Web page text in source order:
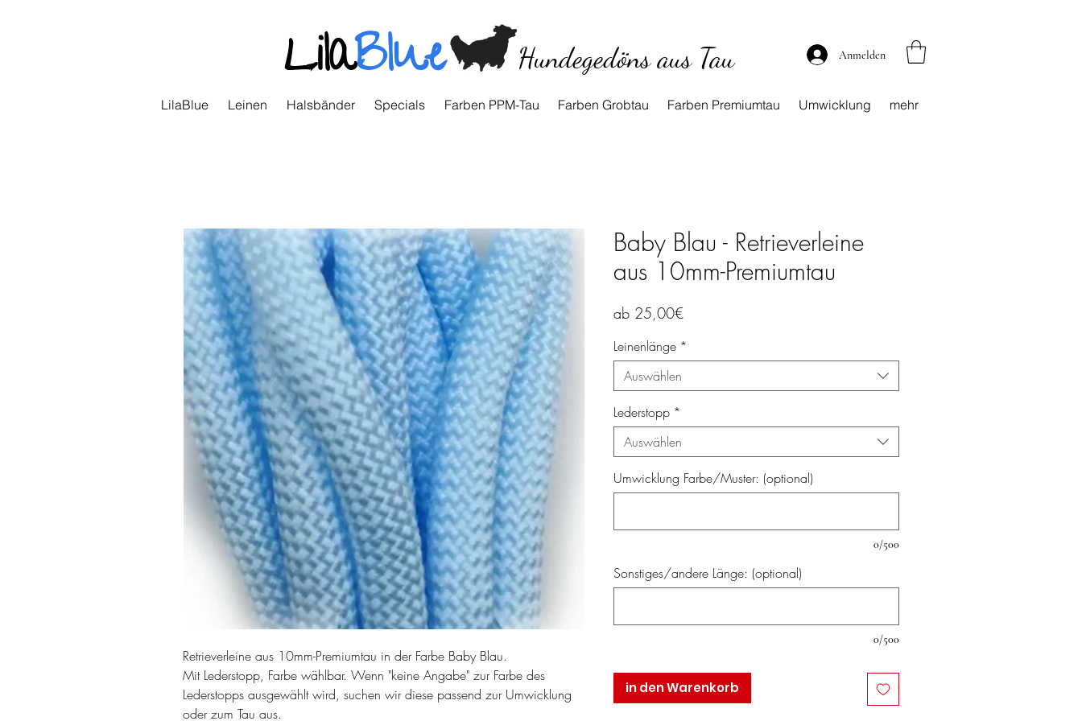
LilaBlue Hundegedöns aus Tau Anmelden
LilaBlue Leinen Halsbänder Specials Farben PPM-Tau Farben Grobtau Farben Premiumtau Umwicklung mehr
Retrieverleine aus 10mm-Premiumtau in der Farbe Baby Blau.
Mit Lederstopp, Farbe wählbar. Wenn "keine Angabe" zur Farbe des
Lederstopps ausgewählt wird, suchen wir diese passend zur Umwicklung
oder zum Tau aus.
Baby Blau - Retrieverleine
aus 10mm-Premiumtau
ab 25,00€Sale-
Leinenlänge *
Auswählen
Lederstopp *
Auswählen
Umwicklung Farbe/Muster: (optional)
0/500
Sonstiges/andere Länge: (optional)
0/500
in den Warenkorb